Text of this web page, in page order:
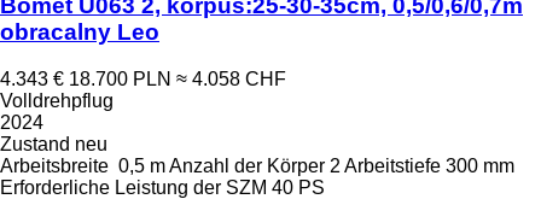
Bomet U063 2, korpus:25-30-35cm, 0,5/0,6/0,7m
obracalny Leo
4.343 € 18.700 PLN ≈ 4.058 CHF
Volldrehpflug
2024
Zustand neu
Arbeitsbreite 0,5 mAnzahl der Körper 2 Arbeitstiefe 300 mm
Erforderliche Leistung der SZM 40 PS